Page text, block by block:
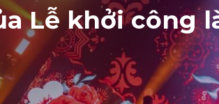
Lễ khởi công